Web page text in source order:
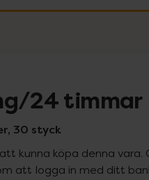
24 timmar
30 styck
kunna köpa denna vara.
att logga in med ditt